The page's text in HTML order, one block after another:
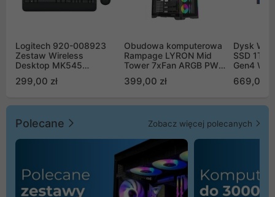
Logitech 920-008923
Zestaw Wireless
Desktop MK545
299,00 zł
Obudowa komputerowa
Rampage LYRON Mid
Tower 7xFan ARGB PWM
399,00 zł
Dysk WD
SSD 1TB
Gen4
669,00
Polecane Zobacz więcej polecanych